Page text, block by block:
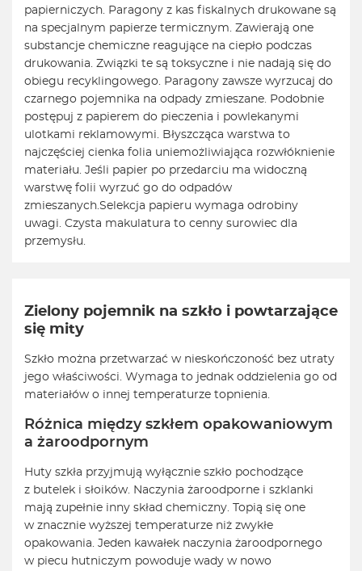
papierniczych. Paragony z kas fiskalnych drukowane są
na specjalnym papierze termicznym. Zawierają one
substancje chemiczne reagujące na ciepło podczas
drukowania. Związki te są toksyczne i nie nadają się do
obiegu recyklingowego. Paragony zawsze wyrzucaj do
czarnego pojemnika na odpady zmieszane. Podobnie
postępuj z papierem do pieczenia i powlekanymi
ulotkami reklamowymi. Błyszcząca warstwa to
najczęściej cienka folia uniemożliwiająca rozwłóknienie
materiału. Jeśli papier po przedarciu ma widoczną
warstwę folii wyrzuć go do odpadów
zmieszanych.Selekcja papieru wymaga odrobiny
uwagi. Czysta makulatura to cenny surowiec dla
przemysłu.
Zielony pojemnik na szkło i powtarzające
się mity
Szkło można przetwarzać w nieskończoność bez utraty
jego właściwości. Wymaga to jednak oddzielenia go od
materiałów o innej temperaturze topnienia.
Różnica między szkłem opakowaniowym
a żaroodpornym
Huty szkła przyjmują wyłącznie szkło pochodzące
z butelek i słoików. Naczynia żaroodporne i szklanki
mają zupełnie inny skład chemiczny. Topią się one
w znacznie wyższej temperaturze niż zwykłe
opakowania. Jeden kawałek naczynia żaroodpornego
w piecu hutniczym powoduje wady w nowo